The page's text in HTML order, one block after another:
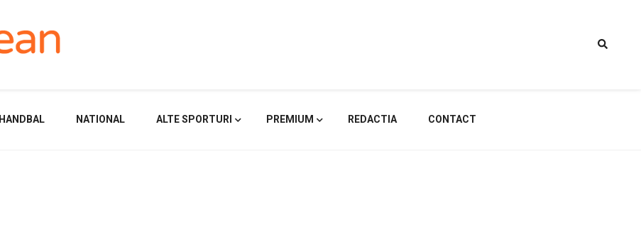
HANDBAL NATIONAL ALTE SPORTURI PREMIUM REDACTIA CONTACT